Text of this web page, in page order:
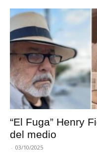
“El Fuga” Henry
del medio
- 03/10/2025